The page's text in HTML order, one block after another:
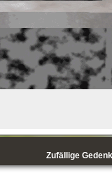
Zufällige